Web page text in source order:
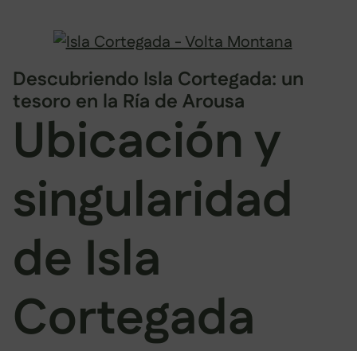
Descubriendo Isla Cortegada: un
tesoro en la Ría de Arousa
Ubicación y
singularidad
de Isla
Cortegada